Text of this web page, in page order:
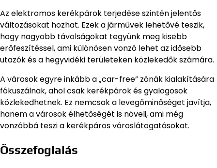
Az elektromos kerékpárok terjedése szintén jelentős
változásokat hozhat. Ezek a járművek lehetővé teszik,
hogy nagyobb távolságokat tegyünk meg kisebb
erőfeszítéssel, ami különösen vonzó lehet az idősebb
utazók és a hegyvidéki területeken közlekedők számára.
A városok egyre inkább a „car-free” zónák kialakítására
fókuszálnak, ahol csak kerékpárok és gyalogosok
közlekedhetnek. Ez nemcsak a levegőminőséget javítja,
hanem a városok élhetőségét is növeli, ami még
vonzóbbá teszi a kerékpáros városlátogatásokat.
Összefoglalás